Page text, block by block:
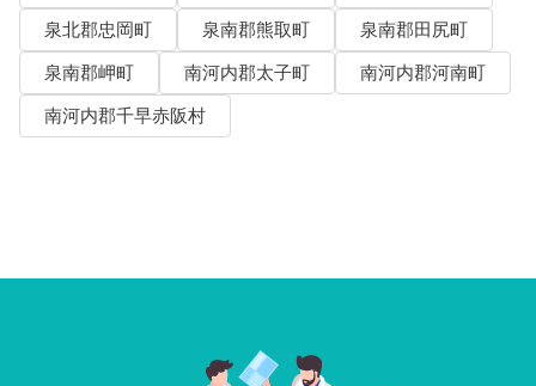
泉北郡忠岡町
泉南郡熊取町
泉南郡田尻町
泉南郡岬町
南河内郡太子町
南河内郡河南町
南河内郡千早赤阪村